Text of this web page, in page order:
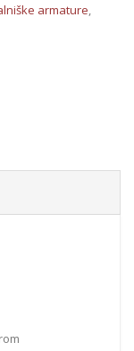
armature,